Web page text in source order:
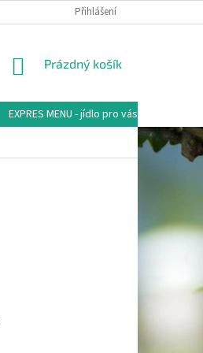
Přihlášení
NÁKUPNÍ
Prázdný košík
EXPRES MENU - jídlo pro vás